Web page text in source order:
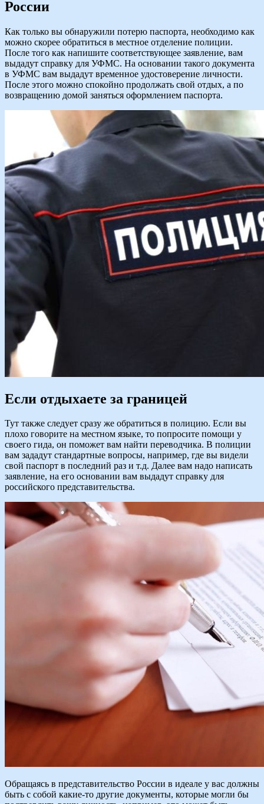
России
Как только вы обнаружили потерю паспорта, необходимо как
можно скорее обратиться в местное отделение полиции.
После того как напишите соответствующее заявление, вам
выдадут справку для УФМС. На основании такого документа
в УФМС вам выдадут временное удостоверение личности.
После этого можно спокойно продолжать свой отдых, а по
возвращению домой заняться оформлением паспорта.
Если отдыхаете за границей
Тут также следует сразу же обратиться в полицию. Если вы
плохо говорите на местном языке, то попросите помощи у
своего гида, он поможет вам найти переводчика. В полиции
вам зададут стандартные вопросы, например, где вы видели
свой паспорт в последний раз и т.д. Далее вам надо написать
заявление, на его основании вам выдадут справку для
российского представительства.
Обращаясь в представительство России в идеале у вас должны
быть с собой какие-то другие документы, которые могли бы